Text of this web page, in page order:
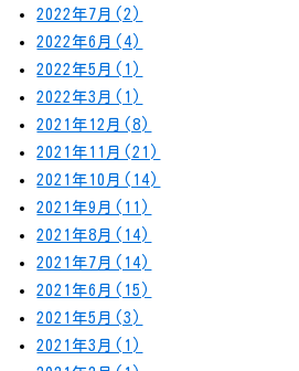
2022年7月(2)
2022年6月(4)
2022年5月(1)
2022年3月(1)
2021年12月(8)
2021年11月(21)
2021年10月(14)
2021年9月(11)
2021年8月(14)
2021年7月(14)
2021年6月(15)
2021年5月(3)
2021年3月(1)